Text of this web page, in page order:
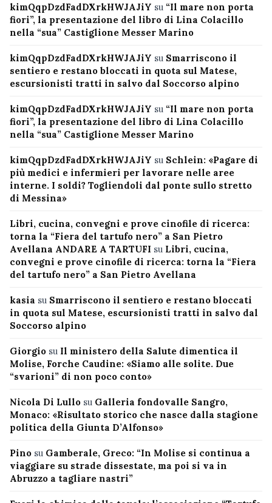
kimQqpDzdFadDXrkHWJAJiY su “Il mare non porta
fiori”, la presentazione del libro di Lina Colacillo
nella “sua” Castiglione Messer Marino
kimQqpDzdFadDXrkHWJAJiY su Smarriscono il
sentiero e restano bloccati in quota sul Matese,
escursionisti tratti in salvo dal Soccorso alpino
kimQqpDzdFadDXrkHWJAJiY su “Il mare non porta
fiori”, la presentazione del libro di Lina Colacillo
nella “sua” Castiglione Messer Marino
kimQqpDzdFadDXrkHWJAJiY su Schlein: «Pagare di
più medici e infermieri per lavorare nelle aree
interne. I soldi? Togliendoli dal ponte sullo stretto
di Messina»
Libri, cucina, convegni e prove cinofile di ricerca:
torna la “Fiera del tartufo nero” a San Pietro
Avellana ANDARE A TARTUFI su Libri, cucina,
convegni e prove cinofile di ricerca: torna la “Fiera
del tartufo nero” a San Pietro Avellana
kasia su Smarriscono il sentiero e restano bloccati
in quota sul Matese, escursionisti tratti in salvo dal
Soccorso alpino
Giorgio su Il ministero della Salute dimentica il
Molise, Forche Caudine: «Siamo alle solite. Due
“svarioni” di non poco conto»
Nicola Di Lullo su Galleria fondovalle Sangro,
Monaco: «Risultato storico che nasce dalla stagione
politica della Giunta D’Alfonso»
Pino su Gamberale, Greco: “In Molise si continua a
viaggiare su strade dissestate, ma poi si va in
Abruzzo a tagliare nastri”